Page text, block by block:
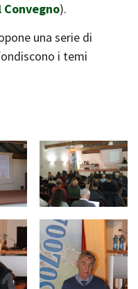
).
una serie di
i temi